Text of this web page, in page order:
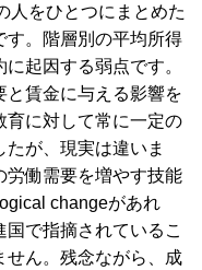
人をひとつにまとめた
す。階層別の平均所得
起因する弱点です。
賃金に与える影響を
育に対して常に一定の
が、現実は違いま
労働需要を増やす技能
changeがあれ
で指摘されているこ
せん。残念ながら、成